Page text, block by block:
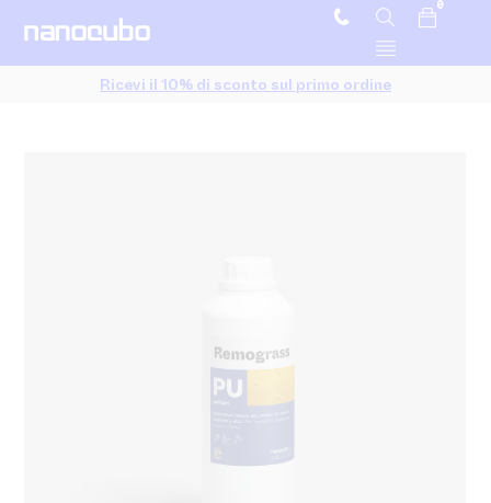
0
Ricevi il 10% di sconto sul primo ordine